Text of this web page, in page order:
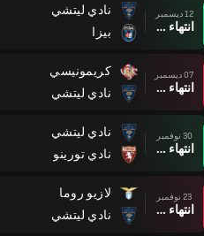
12 ديسمبر
انتهاء وقت المباراة
نادي ليتشي
بيزا
07 ديسمبر
انتهاء وقت المباراة
كريمونيسي
نادي ليتشي
30 نوفمبر
انتهاء وقت المباراة
نادي ليتشي
نادي تورينو
23 نوفمبر
انتهاء وقت المباراة
لازيو روما
نادي ليتشي